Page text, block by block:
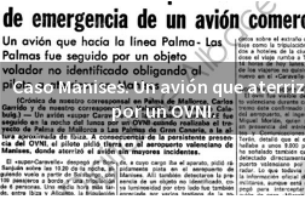
Caso Manises. Un avión que
por un OVNI.